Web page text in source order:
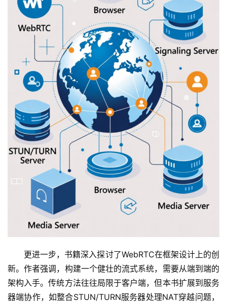
更进一步，书籍深入探讨了WebRTC在框架设计上的创
新。作者强调，构建一个健壮的流式系统，需要从端到端的
架构入手。传统方法往往局限于客户端，但本书扩展到服务
器端协作，如整合STUN/TURN服务器处理NAT穿越问题，